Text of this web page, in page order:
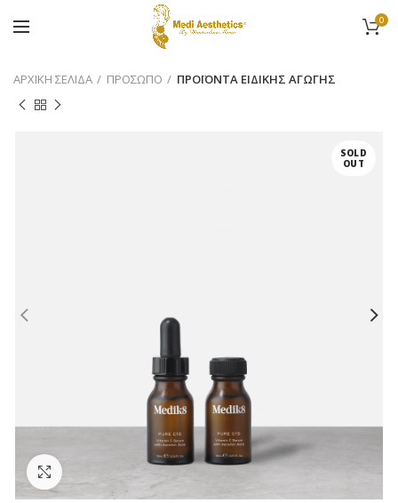
0
ΑΡΧΙΚΉ ΣΕΛΊΔΑ ΠΡΟΣΩΠΟ ΠΡΟΪΟΝΤΑ ΕΙΔΙΚΗΣ ΑΓΩΓΗΣ
SOLD
OUT